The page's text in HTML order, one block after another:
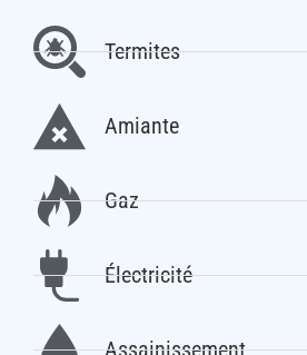
Termites
Amiante
Gaz
Électricité
Assainissement